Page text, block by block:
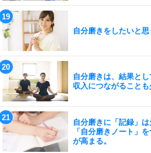
自分磨きをしたいと思
自分磨きは、結果とし
収入につながることも
自分磨きに「記録」は
「自分磨きノート」
が高まる。